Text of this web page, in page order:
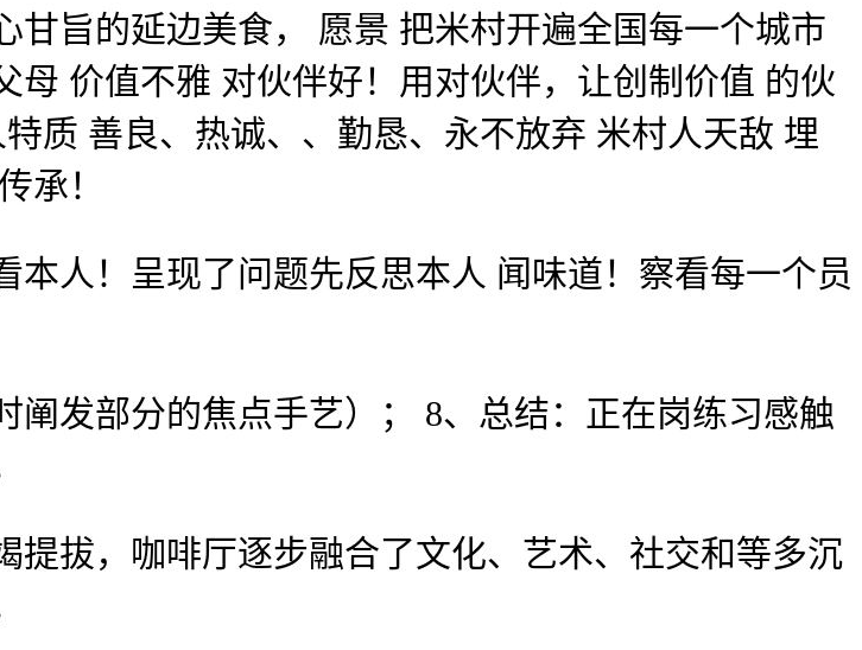
旨的延边美食， 愿景 把米村开遍全国每一个城市
价值不雅 对伙伴好！用对伙伴，让创制价值 的伙
质 善良、热诚、、勤恳、永不放弃 米村人天敌 埋
承！
人！呈现了问题先反思本人 闻味道！察看每一个员
发部分的焦点手艺）； 8、总结：正在岗练习感触
拔，咖啡厅逐步融合了文化、艺术、社交和等多沉